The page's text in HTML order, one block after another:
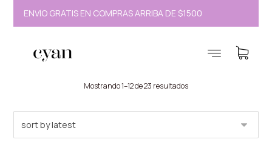
ENVÍO GRATIS EN COMPRAS ARRIBA DE $1500
Mostrando 1–12 de 23 resultados